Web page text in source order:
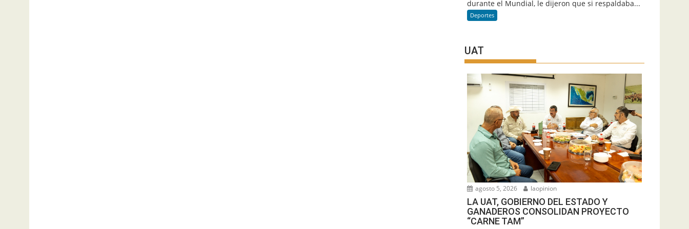
durante el Mundial, le dijeron que si respaldaba...
Deportes
UAT
agosto 5, 2026 laopinion
LA UAT, GOBIERNO DEL ESTADO Y
GANADEROS CONSOLIDAN PROYECTO
“CARNE TAM”